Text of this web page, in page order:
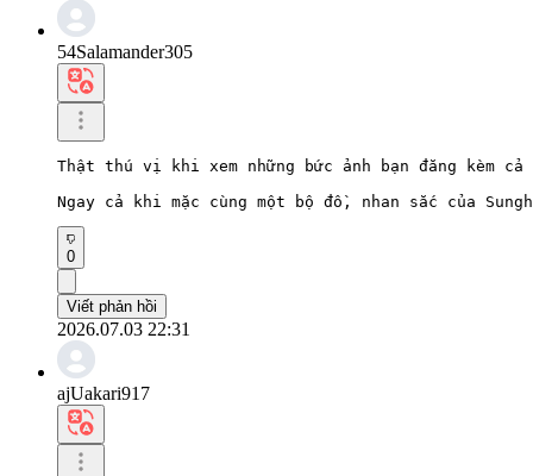
54Salamander305
Thật thú vị khi xem những bức ảnh bạn đăng kèm
Ngay cả khi mặc cùng một bộ đồ, nhan sắc của
0
Viết phản hồi
2026.07.03 22:31
ajUakari917